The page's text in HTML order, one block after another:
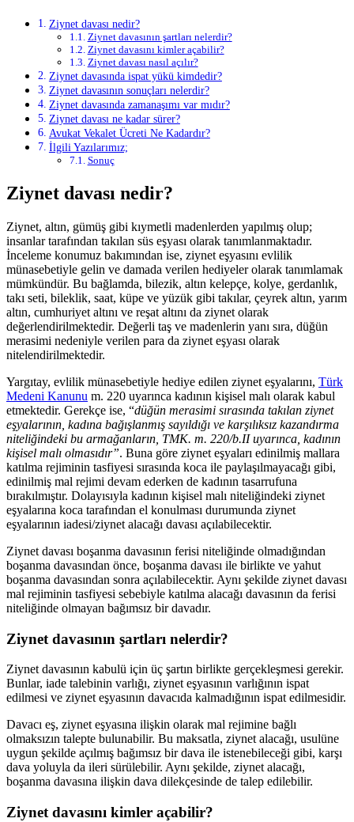
Ziynet davası nedir?
Ziynet davasının şartları nelerdir?
Ziynet davasını kimler açabilir?
Ziynet davası nasıl açılır?
Ziynet davasında ispat yükü kimdedir?
Ziynet davasının sonuçları nelerdir?
Ziynet davasında zamanaşımı var mıdır?
Ziynet davası ne kadar sürer?
Avukat Vekalet Ücreti Ne Kadardır?
İlgili Yazılarımız;
Sonuç
Ziynet davası nedir?
Ziynet, altın, gümüş gibi kıymetli madenlerden yapılmış olup;
insanlar tarafından takılan süs eşyası olarak tanımlanmaktadır.
İnceleme konumuz bakımından ise, ziynet eşyasını evlilik
münasebetiyle gelin ve damada verilen hediyeler olarak tanımlamak
mümkündür. Bu bağlamda, bilezik, altın kelepçe, kolye, gerdanlık,
takı seti, bileklik, saat, küpe ve yüzük gibi takılar, çeyrek altın, yarım
altın, cumhuriyet altını ve reşat altını da ziynet olarak
değerlendirilmektedir. Değerli taş ve madenlerin yanı sıra, düğün
merasimi nedeniyle verilen para da ziynet eşyası olarak
nitelendirilmektedir.
Yargıtay, evlilik münasebetiyle hediye edilen ziynet eşyalarını, Türk
Medeni Kanunu m. 220 uyarınca kadının kişisel malı olarak kabul
etmektedir. Gerekçe ise, “düğün merasimi sırasında takılan ziynet
eşyalarının, kadına bağışlanmış sayıldığı ve karşılıksız kazandırma
niteliğindeki bu armağanların, TMK. m. 220/b.II uyarınca, kadının
kişisel malı olmasıdır”. Buna göre ziynet eşyaları edinilmiş mallara
katılma rejiminin tasfiyesi sırasında koca ile paylaşılmayacağı gibi,
edinilmiş mal rejimi devam ederken de kadının tasarrufuna
bırakılmıştır. Dolayısıyla kadının kişisel malı niteliğindeki ziynet
eşyalarına koca tarafından el konulması durumunda ziynet
eşyalarının iadesi/ziynet alacağı davası açılabilecektir.
Ziynet davası boşanma davasının ferisi niteliğinde olmadığından
boşanma davasından önce, boşanma davası ile birlikte ve yahut
boşanma davasından sonra açılabilecektir. Aynı şekilde ziynet davası
mal rejiminin tasfiyesi sebebiyle katılma alacağı davasının da ferisi
niteliğinde olmayan bağımsız bir davadır.
Ziynet davasının şartları nelerdir?
Ziynet davasının kabulü için üç şartın birlikte gerçekleşmesi gerekir.
Bunlar, iade talebinin varlığı, ziynet eşyasının varlığının ispat
edilmesi ve ziynet eşyasının davacıda kalmadığının ispat edilmesidir.
Davacı eş, ziynet eşyasına ilişkin olarak mal rejimine bağlı
olmaksızın talepte bulunabilir. Bu maksatla, ziynet alacağı, usulüne
uygun şekilde açılmış bağımsız bir dava ile istenebileceği gibi, karşı
dava yoluyla da ileri sürülebilir. Aynı şekilde, ziynet alacağı,
boşanma davasına ilişkin dava dilekçesinde de talep edilebilir.
Ziynet davasını kimler açabilir?